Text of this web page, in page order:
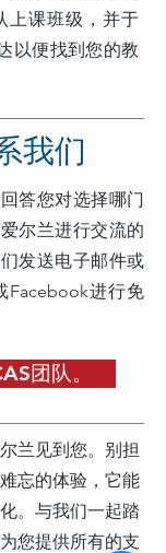
上课班级，并于
以便找到您的教
我们
答您对选择哪门
尔兰进行交流的
发送电子邮件或
Facebook进行免
团队。
兰见到您。别担
忘的体验，它能
。与我们一起踏
您提供所有的支